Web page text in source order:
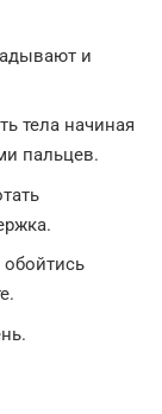
и
тела начиная
пальцев.